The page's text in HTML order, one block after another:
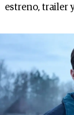
estreno, trailer